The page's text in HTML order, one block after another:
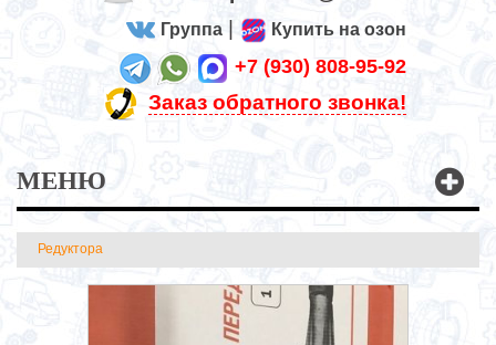
Группа Купить на озон
+7 (930) 808-95-92
Заказ обратного звонка!
МЕНЮ
Редуктора